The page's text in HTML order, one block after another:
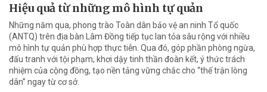
Hiệu quả từ những mô hình tự quản
Những năm qua, phong trào Toàn dân bảo vệ an ninh Tổ quốc
(ANTQ) trên địa bàn Lâm Đồng tiếp tục lan tỏa sâu rộng với nhiều
mô hình tự quản phù hợp thực tiễn. Qua đó, góp phần phòng ngừa,
đấu tranh với tội phạm, khơi dậy tinh thần đoàn kết, ý thức trách
nhiệm của cộng đồng, tạo nền tảng vững chắc cho “thế trận lòng
dân” ngay từ cơ sở.